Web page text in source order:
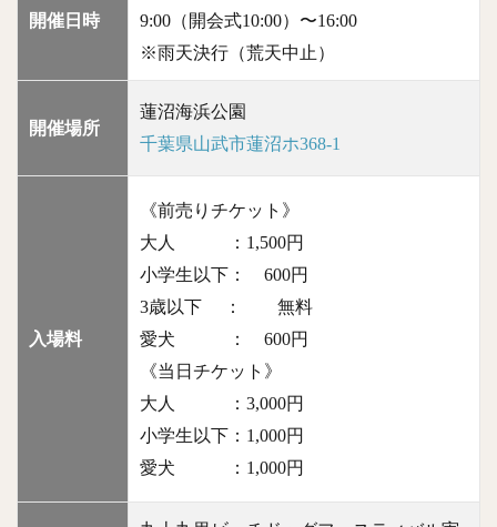
開催日時
9:00（開会式10:00）〜16:00
※雨天決行（荒天中止）
開催場所
蓮沼海浜公園
千葉県山武市蓮沼ホ368-1
入場料
《前売りチケット》
大人 ：1,500円
小学生以下： 600円
3歳以下 ： 無料
愛犬 ： 600円
《当日チケット》
大人 ：3,000円
小学生以下：1,000円
愛犬 ：1,000円